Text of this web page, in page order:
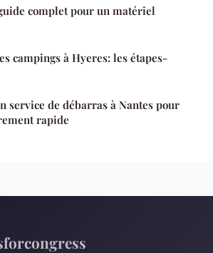
complet pour un matériel
campings à Hyeres: les étapes-
service de débarras à Nantes pour
rapide